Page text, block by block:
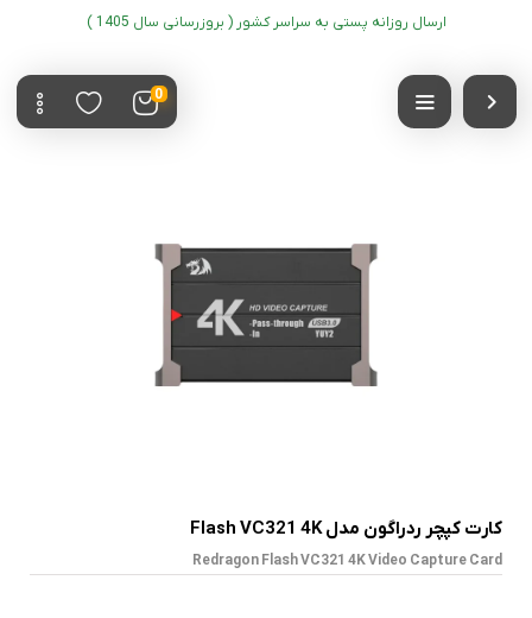
ارسال روزانه پستی به سراسر کشور ( بروزرسانی سال 1405 )
0
کارت کپچر ردراگون مدل Flash VC321 4K
Redragon Flash VC321 4K Video Capture Card